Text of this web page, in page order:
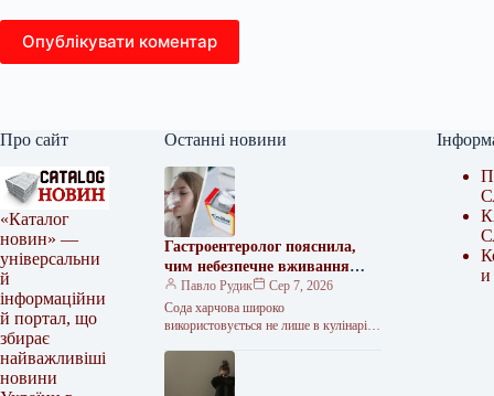
Опублікувати коментар
Про сайт
«Каталог
новин» —
універсальни
й
інформаційни
й портал, що
збирає
найважливіші
новини
Останні новини
Гастроентеролог пояснила,
чим небезпечне вживання
соди для здоров’я
Павло Рудик
Сер 7, 2026
Сода харчова широко
використовується не лише в кулінарії,
Чимало способів її застосування є і…
и